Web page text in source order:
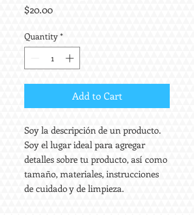
$20.00Price
Quantity *
Add to Cart
Soy la descripción de un producto.
Soy el lugar ideal para agregar
detalles sobre tu producto, así como
tamaño, materiales, instrucciones
de cuidado y de limpieza.